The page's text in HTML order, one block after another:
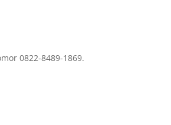
0822-8489-1869.